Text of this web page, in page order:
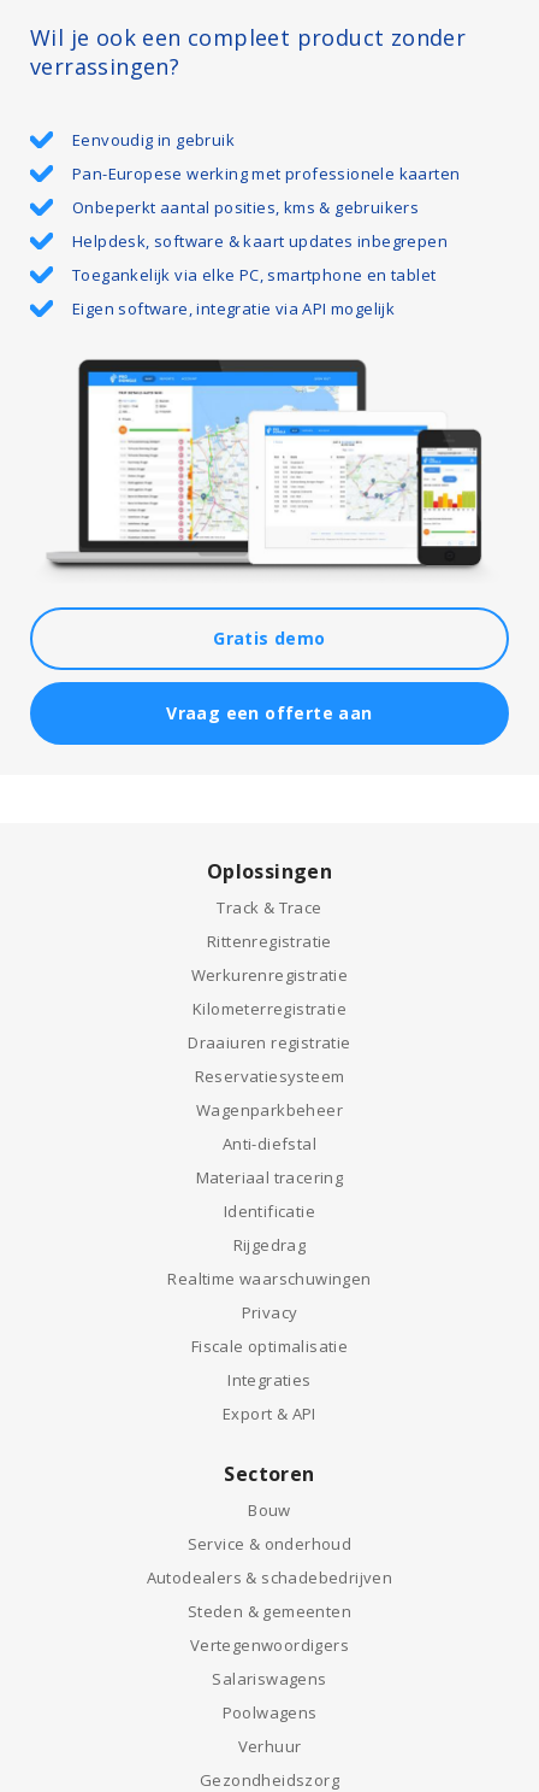
Gratis demo
Vraag een offerte aan
Wil je ook een compleet product zonder
verrassingen?
Eenvoudig in gebruik
Pan-Europese werking met professionele kaarten
Onbeperkt aantal posities, kms & gebruikers
Helpdesk, software & kaart updates inbegrepen
Toegankelijk via elke PC, smartphone en tablet
Eigen software, integratie via API mogelijk
Oplossingen
Track & Trace
Rittenregistratie
Werkurenregistratie
Kilometerregistratie
Draaiuren registratie
Reservatiesysteem
Wagenparkbeheer
Anti-diefstal
Materiaal tracering
Identificatie
Rijgedrag
Realtime waarschuwingen
Privacy
Fiscale optimalisatie
Integraties
Export & API
Sectoren
Bouw
Service & onderhoud
Autodealers & schadebedrijven
Steden & gemeenten
Vertegenwoordigers
Salariswagens
Poolwagens
Verhuur
Gezondheidszorg